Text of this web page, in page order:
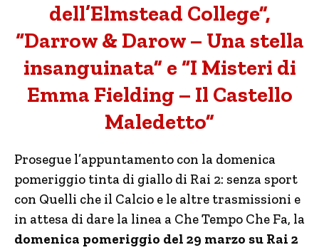
dell’Elmstead College”,
“Darrow & Darow – Una stella
insanguinata” e “I Misteri di
Emma Fielding – Il Castello
Maledetto”
Prosegue l’appuntamento con la domenica
pomeriggio tinta di giallo di Rai 2: senza sport
con Quelli che il Calcio e le altre trasmissioni e
in attesa di dare la linea a Che Tempo Che Fa, la
domenica pomeriggio del 29 marzo su Rai 2